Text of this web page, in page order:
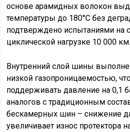
основе арамидных волокон
температуры до 180°C без
подтверждено испытаниями на
циклической нагрузке 10 000 км.
Внутренний слой шины
низкой газопроницаемостью,
поддерживать давление на 0,1
аналогов с традиционным
бескамерных шин – снижение
увеличивает износ протектора